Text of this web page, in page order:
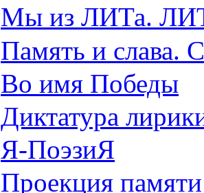
Мы из ЛИТа.
Память и слава.
Во имя Победы
Диктатура
Я-ПоэзиЯ
Проекция памяти